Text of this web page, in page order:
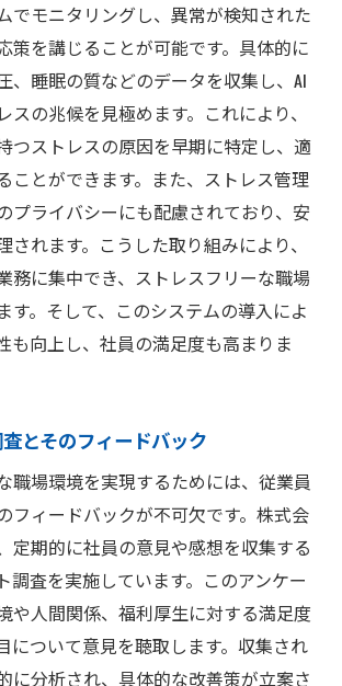
でモニタリングし、異常が検知された
策を講じることが可能です。具体的に
、睡眠の質などのデータを収集し、AI
スの兆候を見極めます。これにより、
つストレスの原因を早期に特定し、適
ことができます。また、ストレス管理
プライバシーにも配慮されており、安
されます。こうした取り組みにより、
務に集中でき、ストレスフリーな職場
す。そして、このシステムの導入によ
も向上し、社員の満足度も高まりま
とそのフィードバック
職場環境を実現するためには、従業員
フィードバックが不可欠です。株式会
定期的に社員の意見や感想を収集する
調査を実施しています。このアンケー
や人間関係、福利厚生に対する満足度
について意見を聴取します。収集され
に分析され、具体的な改善策が立案さ